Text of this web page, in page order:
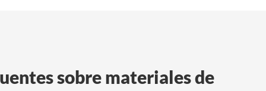
sobre materiales de